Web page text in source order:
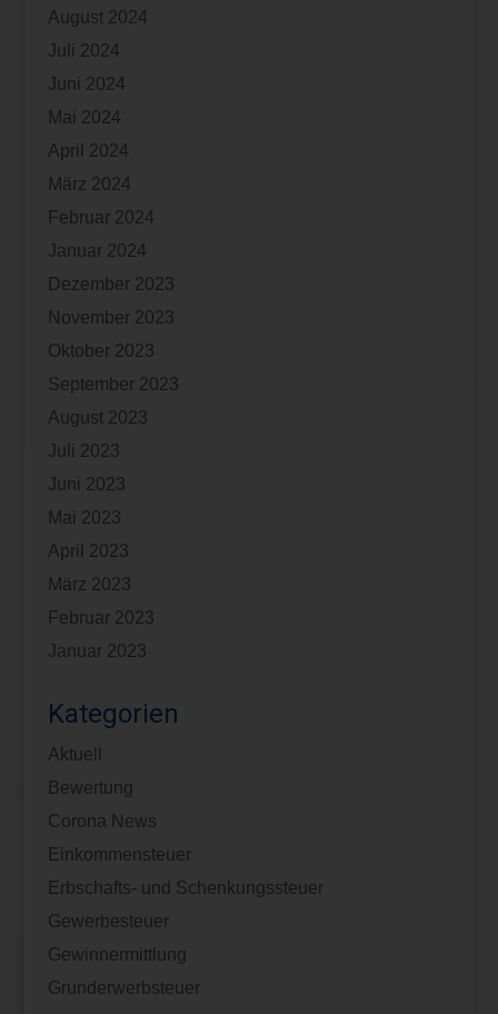
August 2024
Juli 2024
Juni 2024
Mai 2024
April 2024
März 2024
Februar 2024
Januar 2024
Dezember 2023
November 2023
Oktober 2023
September 2023
August 2023
Juli 2023
Juni 2023
Mai 2023
April 2023
März 2023
Februar 2023
Januar 2023
Kategorien
Aktuell
Bewertung
Corona News
Einkommensteuer
Erbschafts- und Schenkungssteuer
Gewerbesteuer
Gewinnermittlung
Grunderwerbsteuer